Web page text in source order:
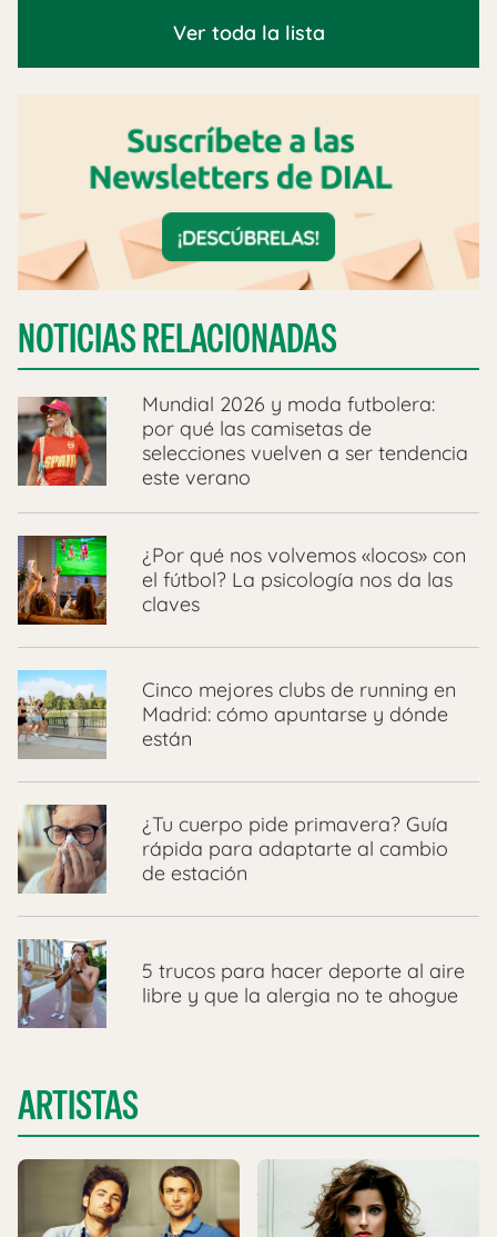
Ver toda la lista
NOTICIAS RELACIONADAS
Mundial 2026 y moda futbolera:
por qué las camisetas de
selecciones vuelven a ser tendencia
este verano
¿Por qué nos volvemos «locos» con
el fútbol? La psicología nos da las
claves
Cinco mejores clubs de running en
Madrid: cómo apuntarse y dónde
están
¿Tu cuerpo pide primavera? Guía
rápida para adaptarte al cambio
de estación
5 trucos para hacer deporte al aire
libre y que la alergia no te ahogue
ARTISTAS